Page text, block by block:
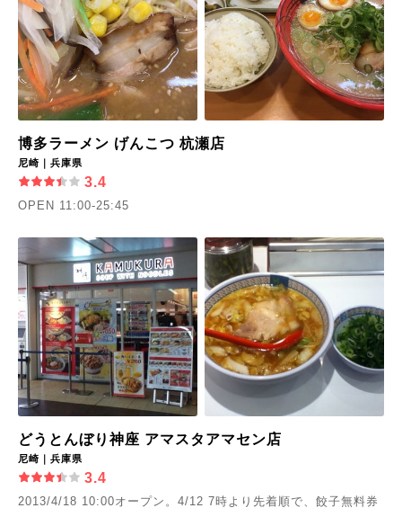
博多ラーメン げんこつ 杭瀬店
尼崎｜兵庫県
3.4
OPEN 11:00-25:45
どうとんぼり神座 アマスタアマセン店
尼崎｜兵庫県
3.4
2013/4/18 10:00オープン。4/12 7時より先着順で、餃子無料券